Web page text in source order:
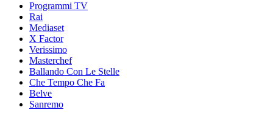
Programmi TV
Rai
Mediaset
X Factor
Verissimo
Masterchef
Ballando Con Le Stelle
Che Tempo Che Fa
Belve
Sanremo